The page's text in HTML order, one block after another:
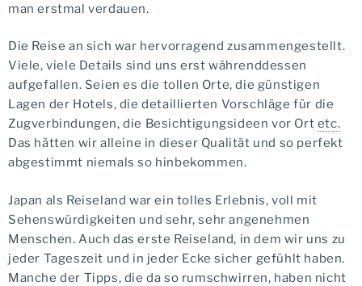
man erstmal verdauen.
Die Reise an sich war hervorragend zusammengestellt.
Viele, viele Details sind uns erst währenddessen
aufgefallen. Seien es die tollen Orte, die günstigen
Lagen der Hotels, die detaillierten Vorschläge für die
Zugverbindungen, die Besichtigungsideen vor Ort etc.
Das hätten wir alleine in dieser Qualität und so perfekt
abgestimmt niemals so hinbekommen.
Japan als Reiseland war ein tolles Erlebnis, voll mit
Sehenswürdigkeiten und sehr, sehr angenehmen
Menschen. Auch das erste Reiseland, in dem wir uns zu
jeder Tageszeit und in jeder Ecke sicher gefühlt haben.
Manche der Tipps, die da so rumschwirren, haben nicht